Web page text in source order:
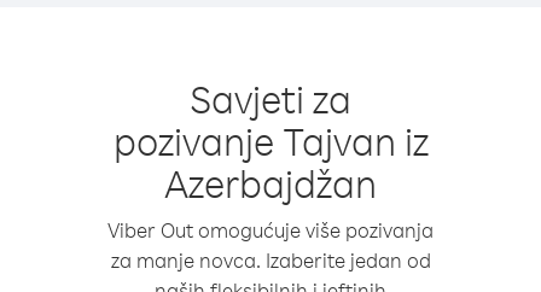
Savjeti za
pozivanje Tajvan iz
Azerbajdžan
Viber Out omogućuje više pozivanja
za manje novca. Izaberite jedan od